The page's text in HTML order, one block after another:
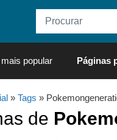
popular Páginas
» Tags »
de